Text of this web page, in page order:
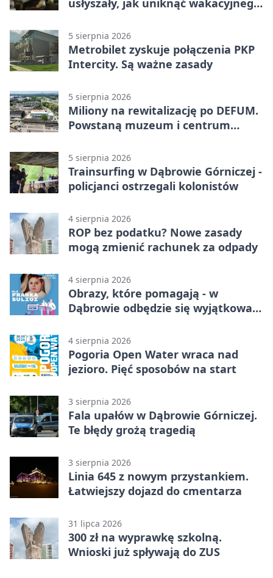
usłyszały, jak uniknąć wakacyjnego
5 sierpnia 2026
Metrobilet zyskuje połączenia PKP
Intercity. Są ważne zasady
5 sierpnia 2026
Miliony na rewitalizację po DEFUM.
Powstaną muzeum i centrum
5 sierpnia 2026
Trainsurfing w Dąbrowie Górniczej -
policjanci ostrzegali kolonistów
4 sierpnia 2026
ROP bez podatku? Nowe zasady
mogą zmienić rachunek za odpady
4 sierpnia 2026
Obrazy, które pomagają - w
Dąbrowie odbędzie się wyjątkowa
4 sierpnia 2026
Pogoria Open Water wraca nad
jezioro. Pięć sposobów na start
3 sierpnia 2026
Fala upałów w Dąbrowie Górniczej.
Te błędy grożą tragedią
3 sierpnia 2026
Linia 645 z nowym przystankiem.
Łatwiejszy dojazd do cmentarza
31 lipca 2026
300 zł na wyprawkę szkolną.
Wnioski już spływają do ZUS